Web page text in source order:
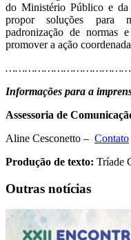
do Ministério Público e
propor soluções para
padronização de normas
promover a ação
Informações para a
Assessoria de
Aline Cesconetto – Contato
Produção de texto: Tríade
Outras notícias